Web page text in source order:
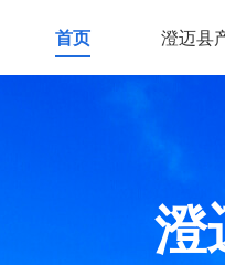
首页 澄迈县
澄